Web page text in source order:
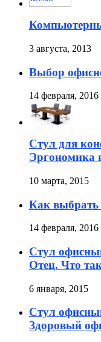
3 августа, 2013
Выбор
14 февраля, 2016
Стул для
Эргономика
10 марта, 2015
Как выбрать
14 февраля, 2016
Стул
Отец. Что
6 января, 2015
Стул
Здоровый